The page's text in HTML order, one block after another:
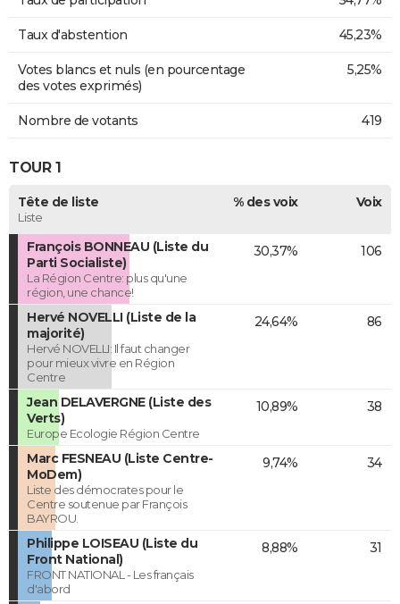
Taux d'abstention 45,23%
Votes blancs et nuls (en pourcentage
des votes exprimés)
5,25%
Nombre de votants 419
TOUR 1
Tête de liste
Liste
% des voix Voix
François BONNEAU (Liste du
Parti Socialiste)
La Région Centre: plus qu'une
région, une chance!
30,37% 106
Hervé NOVELLI (Liste de la
majorité)
Hervé NOVELLI: Il faut changer
pour mieux vivre en Région
Centre
24,64% 86
Jean DELAVERGNE (Liste des
Verts)
Europe Ecologie Région Centre
10,89% 38
Marc FESNEAU (Liste Centre-
MoDem)
Liste des démocrates pour le
Centre soutenue par François
BAYROU.
9,74% 34
Philippe LOISEAU (Liste du
Front National)
FRONT NATIONAL - Les français
d'abord
8,88% 31